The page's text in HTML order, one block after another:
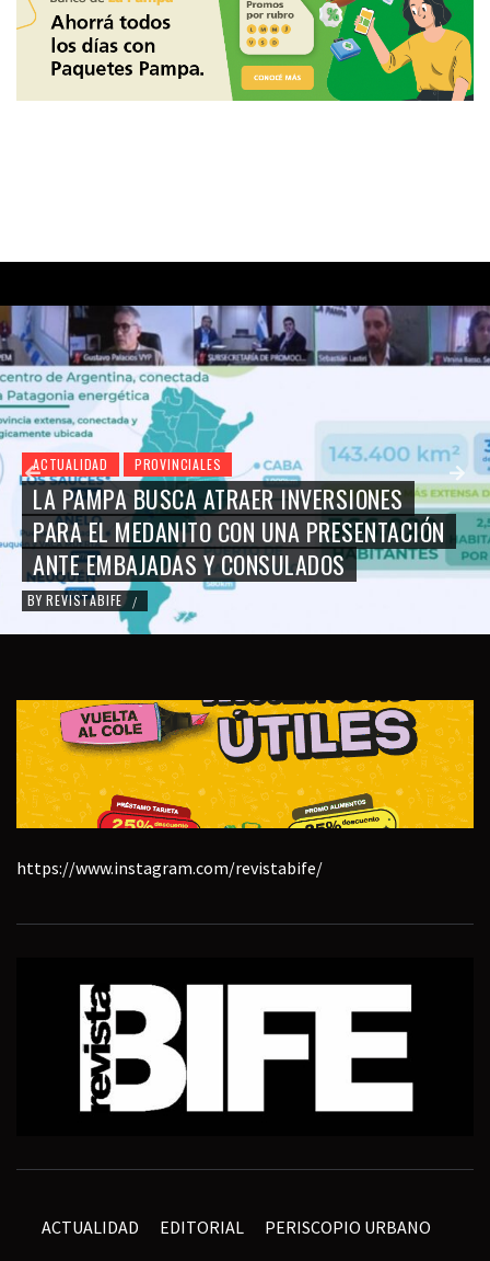
ACTUALIDAD PROVINCIALES
LA PAMPA BUSCA ATRAER INVERSIONES
PARA EL MEDANITO CON UNA PRESENTACIÓN
ANTE EMBAJADAS Y CONSULADOS
BY REVISTABIFE /
https://www.instagram.com/revistabife/
ACTUALIDAD EDITORIAL PERISCOPIO URBANO